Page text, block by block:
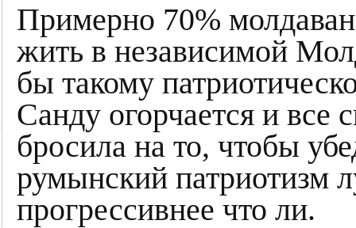
Примерно 70%
жить в независимой
бы такому
Санду огорчается и все
бросила на то, чтобы
румынский патриотизм
прогрессивнее что ли.